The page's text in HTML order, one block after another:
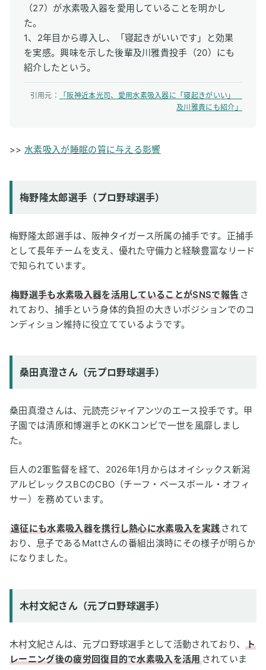
（27）が水素吸入器を愛用していることを明かし
た。
1、2年目から導入し、「寝起きがいいです」と効果
を実感。興味を示した後輩及川雅貴投手（20）にも
紹介したという。
引用元：
「阪神近本光司、愛用水素吸入器に「寝起きがいい」
及川雅貴にも紹介」
>> 水素吸入が睡眠の質に与える影響
梅野隆太郎選手（プロ野球選手）
梅野隆太郎選手は、阪神タイガース所属の捕手です。正捕手
として長年チームを支え、優れた守備力と経験豊富なリード
で知られています。
梅野選手も水素吸入器を活用していることがSNSで報告さ
れており、捕手という身体的負担の大きいポジションでのコ
ンディション維持に役立てているようです。
桑田真澄さん（元プロ野球選手）
桑田真澄さんは、元読売ジャイアンツのエース投手です。甲
子園では清原和博選手とのKKコンビで一世を風靡しまし
た。
巨人の2軍監督を経て、2026年1月からはオイシックス新潟
アルビレックスBCのCBO（チーフ・ベースボール・オフィ
サー）を務めています。
遠征にも水素吸入器を携行し熱心に水素吸入を実践されて
おり、息子であるMattさんの番組出演時にその様子が明らか
になりました。
木村文紀さん（元プロ野球選手）
木村文紀さんは、元プロ野球選手として活動されており、ト
レーニング後の疲労回復目的で水素吸入を活用されていま